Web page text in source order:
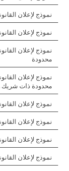
نموذج لإعلان
نموذج لإعلان
نموذج لإعلان
محدودة
نموذج لإعلان
محدودة ذات شريك
نموذج لإعلان
نموذج لإعلان
نموذج لإعلان
نموذج لإعلان